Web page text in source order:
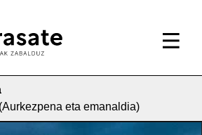
eta emanaldia)